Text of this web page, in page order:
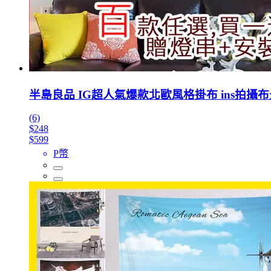
半島良品 IG超人氣爆款北歐風格掛布 ins拍攝
(6)
$248
$599
P幣